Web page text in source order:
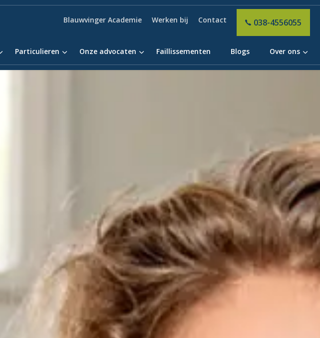
Particulieren Onze advocaten Faillissementen Blogs Over ons
Blauwvinger Academie Werken bij Contact 038-4556055